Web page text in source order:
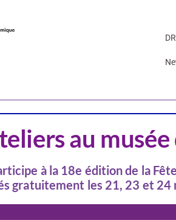
au
à la 18e édition de la
gratuitement les 21, 23 et 24